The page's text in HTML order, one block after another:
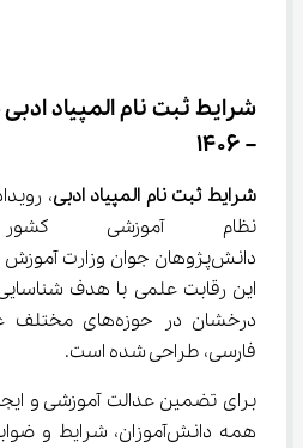
– 1406
شرایط ثبت نام المپیاد ادبی،
نظام آموزشی
این رقابت علمی با هدف
درخشان در
فارسی، طراحی شده است.